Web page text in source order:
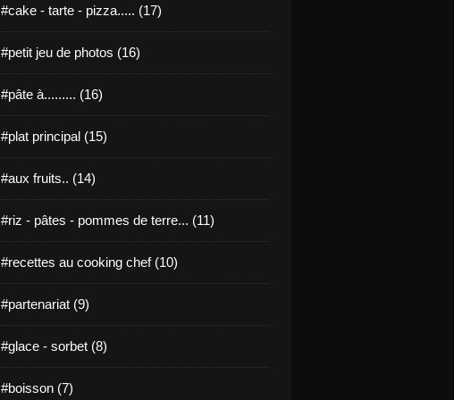
#cake - tarte - pizza..... (17)
#petit jeu de photos (16)
#pâte à......... (16)
#plat principal (15)
#aux fruits.. (14)
#riz - pâtes - pommes de terre... (11)
#recettes au cooking chef (10)
#partenariat (9)
#glace - sorbet (8)
#boisson (7)